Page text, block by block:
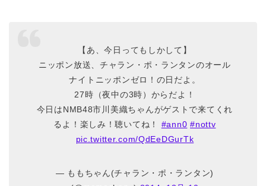
【あ、今日ってもしかして】
ニッポン放送、チャラン・ポ・ランタンのオール
ナイトニッポンゼロ！の日だよ。
27時（夜中の3時）からだよ！
今日はNMB48市川美織ちゃんがゲストで来てくれ
るよ！楽しみ！聴いてね！ #ann0 #nottv
pic.twitter.com/QdEeDGurTk
— ももちゃん(チャラン・ポ・ランタン)